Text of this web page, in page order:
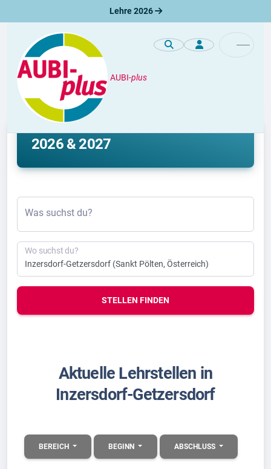
Lehre 2026
AUBI-plus
Lehre
Lehrstelle Inzersdorf-Getzersdorf
2026 & 2027
Was suchst du?
Wo suchst du?
STELLEN FINDEN
Aktuelle Lehrstellen in
Inzersdorf-Getzersdorf
BEREICH BEGINN ABSCHLUSS